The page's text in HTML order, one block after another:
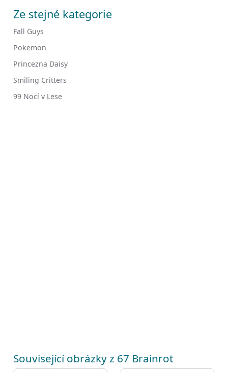
Ze stejné kategorie
Fall Guys
Pokemon
Princezna Daisy
Smiling Critters
99 Nocí v Lese
Související obrázky z 67 Brainrot